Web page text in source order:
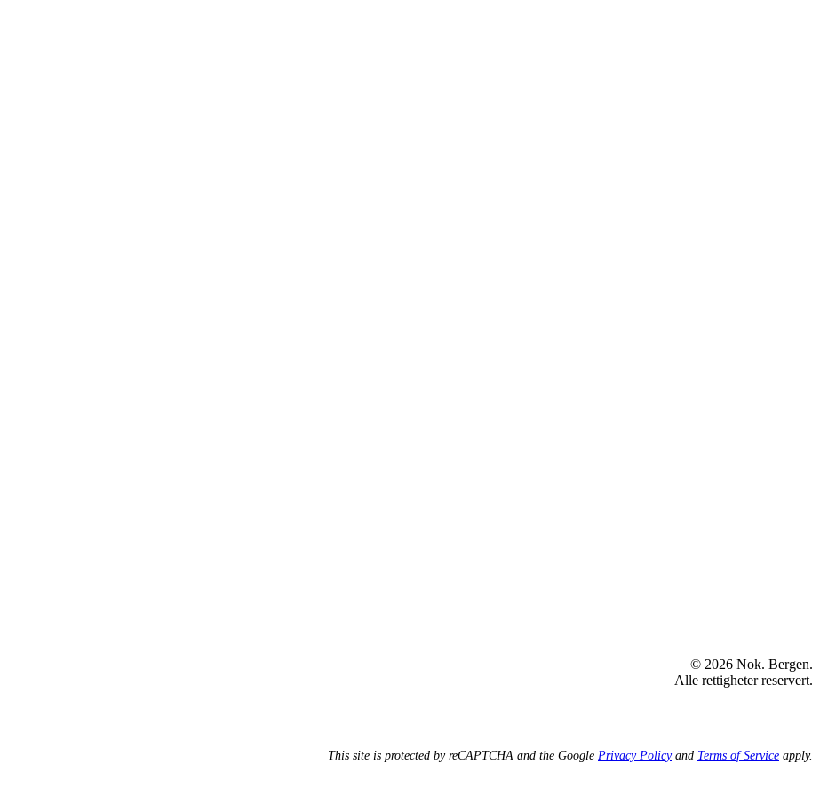
© 2026 Nok. Bergen.
Alle rettigheter reservert.
This site is protected by reCAPTCHA and the Google Privacy Policyand Terms of Service apply.